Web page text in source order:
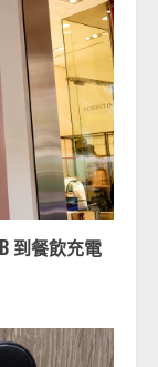
到餐飲充電